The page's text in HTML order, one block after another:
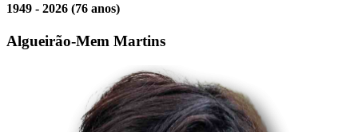
1949 - 2026 (76 anos)
Algueirão-Mem Martins